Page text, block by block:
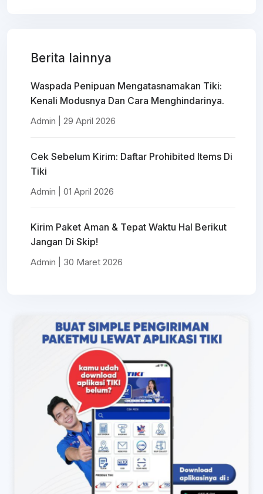
Berita lainnya
Waspada Penipuan Mengatasnamakan Tiki:
Kenali Modusnya Dan Cara Menghindarinya.
Admin | 29 April 2026
Cek Sebelum Kirim: Daftar Prohibited Items Di
Tiki
Admin | 01 April 2026
Kirim Paket Aman & Tepat Waktu Hal Berikut
Jangan Di Skip!
Admin | 30 Maret 2026